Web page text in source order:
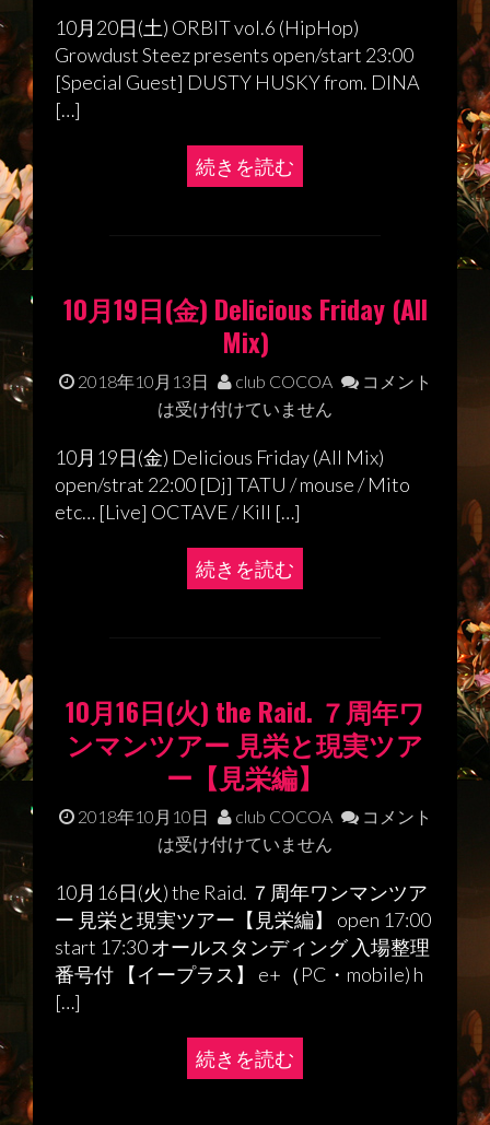
10月20日(土) ORBIT vol.6 (HipHop)
Growdust Steez presents open/start 23:00
[Special Guest] DUSTY HUSKY from. DINA
[…]
続きを読む
10月19日(金) Delicious Friday (All
Mix)
2018年10月13日 club COCOA
コメント
は受け付けていません
10月19日(金) Delicious Friday (All Mix)
open/strat 22:00 [Dj] TATU / mouse / Mito
etc… [Live] OCTAVE / Kill […]
続きを読む
10月16日(火) the Raid. ７周年ワ
ンマンツアー 見栄と現実ツア
ー【見栄編】
2018年10月10日 club COCOA
コメント
は受け付けていません
10月16日(火) the Raid. ７周年ワンマンツア
ー 見栄と現実ツアー【見栄編】 open 17:00
start 17:30 オールスタンディング 入場整理
番号付 【イープラス】 e+（PC・mobile) h
[…]
続きを読む